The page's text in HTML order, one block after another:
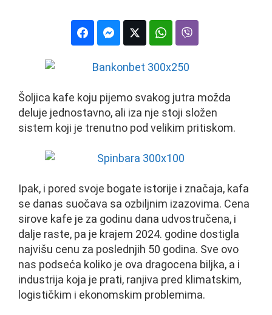
Šoljica kafe koju pijemo svakog jutra možda
deluje jednostavno, ali iza nje stoji složen
sistem koji je trenutno pod velikim pritiskom.
Ipak, i pored svoje bogate istorije i značaja, kafa
se danas suočava sa ozbiljnim izazovima. Cena
sirove kafe je za godinu dana udvostručena, i
dalje raste, pa je krajem 2024. godine dostigla
najvišu cenu za poslednjih 50 godina. Sve ovo
nas podseća koliko je ova dragocena biljka, a i
industrija koja je prati, ranjiva pred klimatskim,
logističkim i ekonomskim problemima.